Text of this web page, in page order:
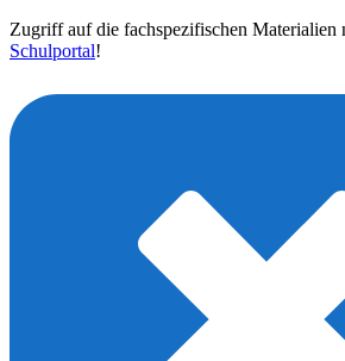
Zugriff auf die fachspezifischen Materialien
Schulportal!